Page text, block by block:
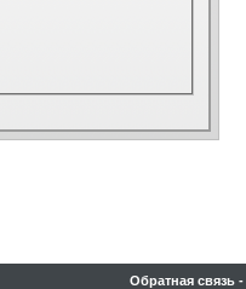
Обратная связь -